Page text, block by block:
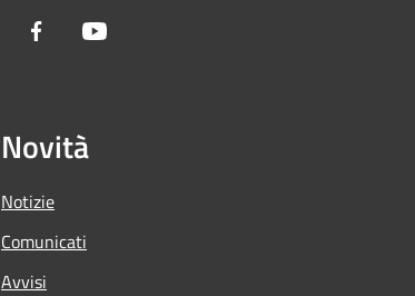
Facebook
Novità
Notizie
Comunicati
Avvisi